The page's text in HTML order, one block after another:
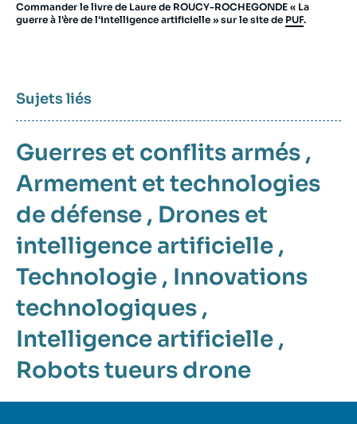
Commander le livre de Laure de ROUCY-ROCHEGONDE « La
guerre à l'ère de l'intelligence artificielle » sur le site de PUF.
Sujets liés
Guerres et conflits armés ,
Armement et technologies
de défense , Drones et
intelligence artificielle ,
Technologie , Innovations
technologiques ,
Intelligence artificielle ,
Robots tueurs drone